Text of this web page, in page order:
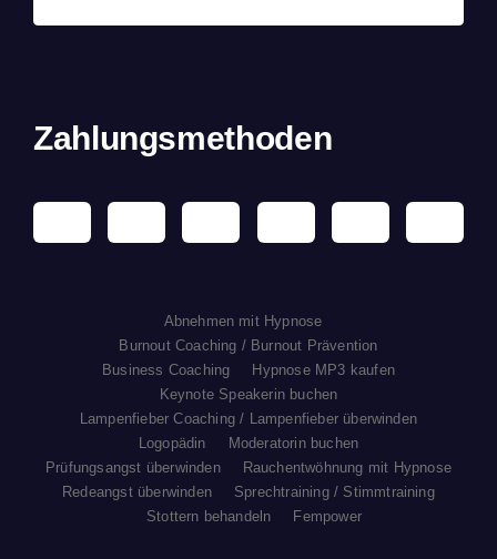
Zahlungsmethoden
Abnehmen mit Hypnose
Burnout Coaching / Burnout Prävention
Business Coaching
Hypnose MP3 kaufen
Keynote Speakerin buchen
Lampenfieber Coaching / Lampenfieber überwinden
Logopädin
Moderatorin buchen
Prüfungsangst überwinden
Rauchentwöhnung mit Hypnose
Redeangst überwinden
Sprechtraining / Stimmtraining
Stottern behandeln
Fempower